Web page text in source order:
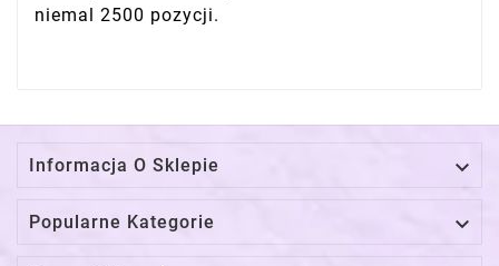
niemal 2500 pozycji.
Informacja O Sklepie 
Popularne Kategorie 